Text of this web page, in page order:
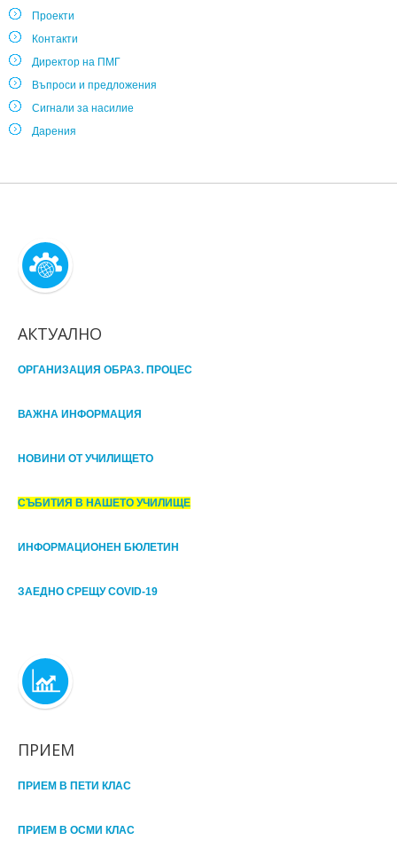
Проекти
Контакти
Директор на ПМГ
Въпроси и предложения
Сигнали за насилие
Дарения
АКТУАЛНО
ОРГАНИЗАЦИЯ ОБРАЗ. ПРОЦЕС
ВАЖНА ИНФОРМАЦИЯ
НОВИНИ ОТ УЧИЛИЩЕТО
СЪБИТИЯ В НАШЕТО УЧИЛИЩЕ
ИНФОРМАЦИОНЕН БЮЛЕТИН
ЗАЕДНО СРЕЩУ COVID-19
ПРИЕМ
ПРИЕМ В ПЕТИ КЛАС
ПРИЕМ В ОСМИ КЛАС